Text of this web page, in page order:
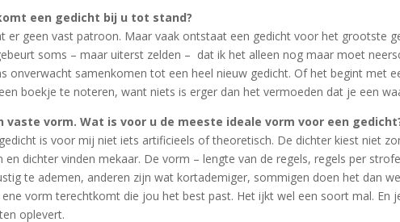
een gedicht bij u tot stand?
er geen vast patroon. Maar vaak ontstaat een gedicht voor het grootste
soms – maar uiterst zelden – dat ik het alleen nog maar moet
onverwacht samenkomen tot een heel nieuw gedicht. Of het begint met
boekje te noteren, want niets is erger dan het vermoeden dat je een
vaste vorm. Wat is voor u de meeste ideale vorm voor een
is voor mij niet iets artificieels of theoretisch. De dichter kiest niet
en dichter vinden mekaar. De vorm – lengte van de regels, regels per
te ademen, anderen zijn wat kortademiger, sommigen doen het dan
ene vorm terechtkomt die jou het best past. Het ijkt wel een soort mal.
oplevert.